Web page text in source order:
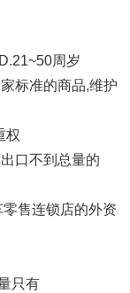
周岁
标准的商品,维护
权
口不到总量的
售连锁店的外资
只有